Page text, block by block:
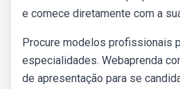
e comece diretamente com a
Procure modelos profissionais
especialidades. Webaprenda
de apresentação para se